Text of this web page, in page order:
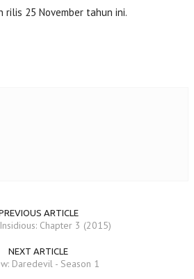
rilis 25 November tahun ini.
ARTICLE
Chapter 3 (2015)
NEXT ARTICLE
Daredevil - Season 1